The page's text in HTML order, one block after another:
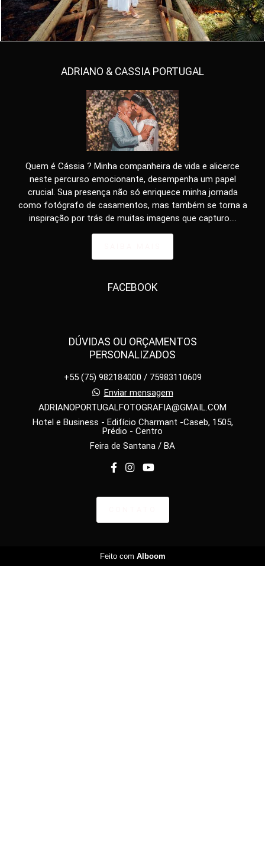
ADRIANO & CASSIA PORTUGAL
Quem é Cássia ? Minha companheira de vida e alicerce
neste percurso emocionante, desempenha um papel
crucial. Sua presença não só enriquece minha jornada
como fotógrafo de casamentos, mas também se torna a
inspiração por trás de muitas imagens que capturo....
FACEBOOK
DÚVIDAS OU ORÇAMENTOS
PERSONALIZADOS
+55 (75) 982184000 / 75983110609
Enviar mensagem
ADRIANOPORTUGALFOTOGRAFIA@GMAIL.COM
Hotel e Business - Edifício Charmant -Caseb, 1505,
Prédio - Centro
Feira de Santana / BA
Feito com Alboom